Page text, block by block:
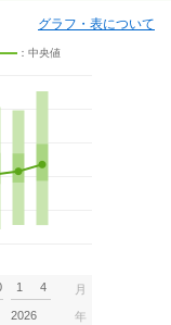
グラフ・表について
：中央値
1 4
2026
月
年